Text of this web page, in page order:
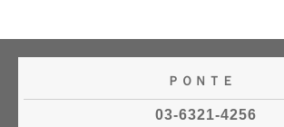
ＰＯＮＴＥ
03-6321-4256